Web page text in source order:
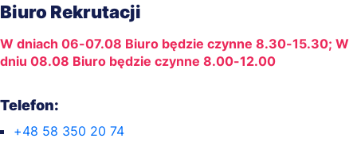
Biuro Rekrutacji
W dniach 06-07.08 Biuro będzie czynne 8.30-15.30; W
dniu 08.08 Biuro będzie czynne 8.00-12.00
Telefon:
+48 58 350 20 74